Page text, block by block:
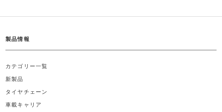
製品情報
カテゴリー一覧
新製品
タイヤチェーン
車載キャリア